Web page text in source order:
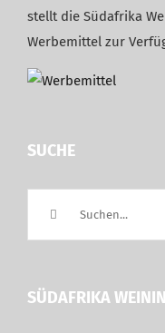
stellt die Südafrika
Werbemittel zur
SUCHE
SÜDAFRIKA